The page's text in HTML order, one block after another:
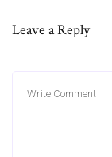
Leave a Reply